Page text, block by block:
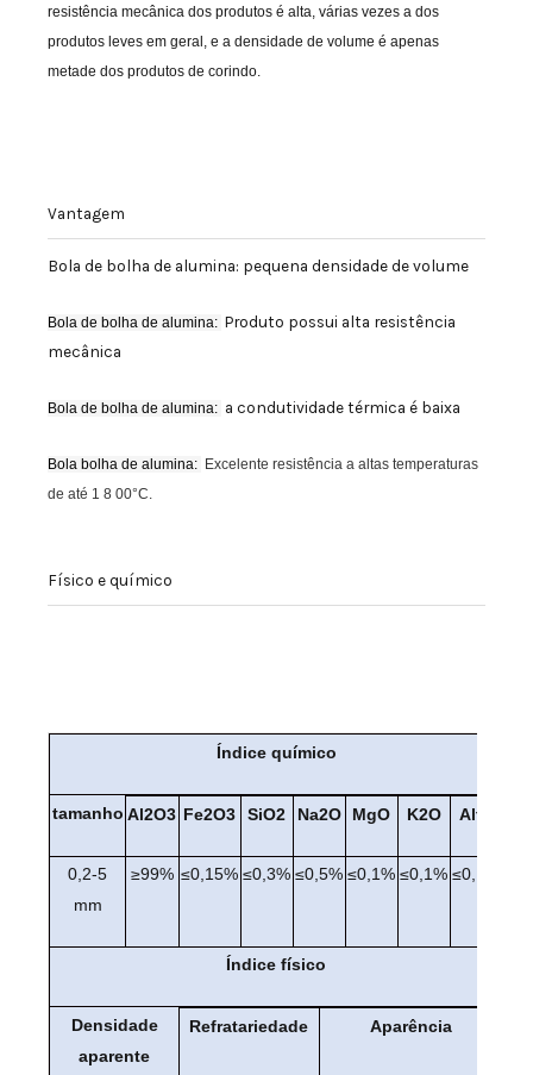
resistência mecânica dos produtos é alta, várias vezes a dos
produtos leves em geral, e a densidade de volume é apenas
metade dos produtos de corindo.
Vantagem
Bola de bolha de alumina: pequena densidade de volume
Bola de bolha de alumina: Produto possui alta resistência
mecânica
Bola de bolha de alumina: a condutividade térmica é baixa
Bola bolha de alumina: Excelente resistência a altas temperaturas
de até 1 8 00°C.
Físico e químico
Índice químico
tamanho Al2O3 Fe2O3 SiO2 Na2O MgO K2O Alto
0,2-5
mm
≥99% ≤0,15% ≤0,3% ≤0,5% ≤0,1% ≤0,1% ≤0,1%
Índice físico
Densidade
aparente
Refratariedade Aparência